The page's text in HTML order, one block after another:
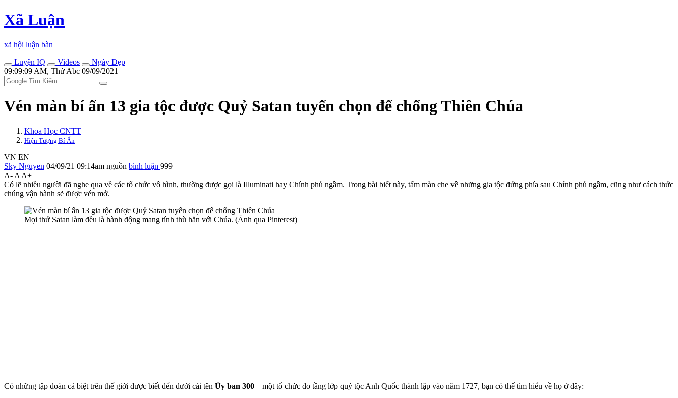
Xã Luận
xã hội luận bàn
Luyện IQ
Videos
Ngày Đẹp
09:09:09 AM, Thứ Abc 09/09/2021
Vén màn bí ẩn 13 gia tộc được Quỷ Satan tuyển chọn để chống Thiên Chúa
Khoa Học CNTT
Hiện Tượng Bí Ẩn
VN EN
Sky Nguyen 04/09/21 09:14am nguồn bình luận 999
A- A A+
Có lẽ nhiều người đã nghe qua về các tổ chức vô hình, thường được gọi là Illuminati hay Chính phủ ngầm. Trong bài biết này, tấm màn che về những gia tộc đứng phía sau Chính phủ ngầm, cũng như cách thức
chúng vận hành sẽ được vén mở.
Mọi thứ Satan làm đều là hành động mang tính thù hằn với Chúa. (Ảnh qua Pinterest)
Có những tập đoàn cá biệt trên thế giới được biết đến dưới cái tên Ủy ban 300 – một tổ chức do tầng lớp quý tộc Anh Quốc thành lập vào năm 1727, bạn có thể tìm hiểu về họ ở đây: